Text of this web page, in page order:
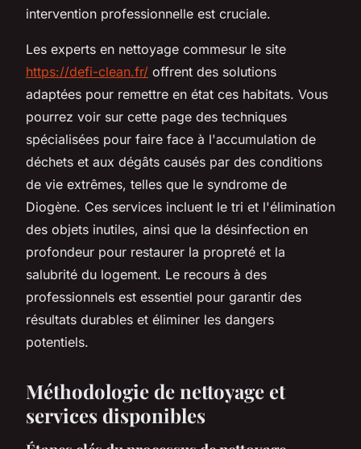
intervention professionnelle est cruciale.
Les experts en nettoyage commesur le site
https://defi-clean.fr/ offrent des solutions
adaptées pour remettre en état ces habitats. Vous
pourrez voir sur cette page des techniques
spécialisées pour faire face à l'accumulation de
déchets et aux dégâts causés par des conditions
de vie extrêmes, telles que le syndrome de
Diogène. Ces services incluent le tri et l'élimination
des objets inutiles, ainsi que la désinfection en
profondeur pour restaurer la propreté et la
salubrité du logement. Le recours à des
professionnels est essentiel pour garantir des
résultats durables et éliminer les dangers
potentiels.
Méthodologie de nettoyage et
services disponibles